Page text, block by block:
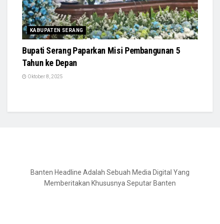
KABUPATEN SERANG
Bupati Serang Paparkan Misi Pembangunan 5
Tahun ke Depan
Oktober 8, 2025
Banten Headline Adalah Sebuah Media Digital Yang
Memberitakan Khususnya Seputar Banten